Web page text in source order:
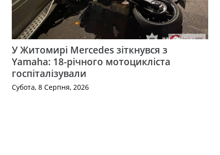
У Житомирі Mercedes зіткнувся з
Yamaha: 18-річного мотоцикліста
госпіталізували
Субота, 8 Серпня, 2026